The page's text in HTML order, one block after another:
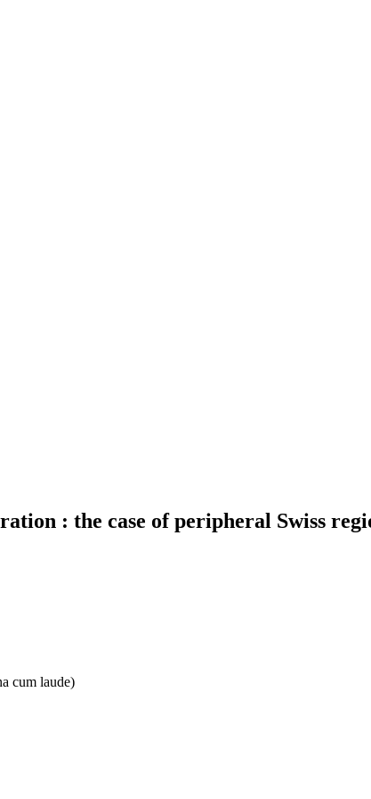
: the case of peripheral Swiss
cum laude)